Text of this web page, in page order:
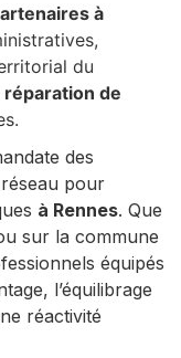
à
du
réparation de
des
pour
à Rennes. Que
sur la commune
équipés
l’équilibrage
réactivité